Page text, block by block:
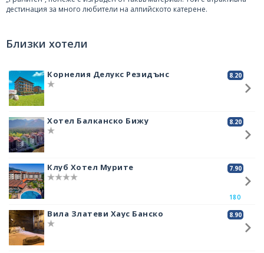
дестинация за много любители на алпийското катерене.
мнение за великолепната панорама, която се открива от там. Особено
при хубаво време може да се разгледа доста голяма част от Пирин.
и Георгийски.
Ако сте решили да изкачите този връх, като изходни точки Ви
предлагаме да използвате хижите Синаница или Вихрен.
Изминаването на разстоянието от Вихрен до самия върха отнема
около 2 часа. Използвайте пътеката за „Синаница“. По пътя
задължително трябва да се отбиете и насладите на Муратовото езеро,
точно е подножието на върха.
че терена е каменист и е добре да се екипирате със стабилни обувки с
голям грайфер. След подножието на върха е трудно да се каже, че има
определена пътека, тъй като всичко е в скали и камъни, но като
ориентир може да ползвате пирамиди от камъни, направени от
туристите.
Качите ли се на върха ще мине доста време преди да се сетите да
поседнете. Гледките са удивителни и се запечатват в съзнанието на
Близки хотели
8.20
Корнелия Делукс Резидънс
8.20
Хотел Балканско Бижу
7.90
Клуб Хотел Мурите
180
8.90
Вила Златеви Хаус Банско